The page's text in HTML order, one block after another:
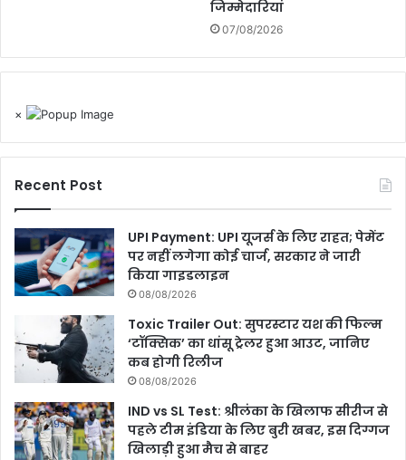
जिम्मेदारियां
07/08/2026
×
Recent Post
UPI Payment: UPI यूजर्स के लिए राहत; पेमेंट
पर नहीं लगेगा कोई चार्ज, सरकार ने जारी
किया गाइडलाइन
08/08/2026
Toxic Trailer Out: सुपरस्टार यश की फिल्म
‘टॉक्सिक’ का धांसू ट्रेलर हुआ आउट, जानिए
कब होगी रिलीज
08/08/2026
IND vs SL Test: श्रीलंका के खिलाफ सीरीज से
पहले टीम इंडिया के लिए बुरी खबर, इस दिग्गज
खिलाड़ी हुआ मैच से बाहर